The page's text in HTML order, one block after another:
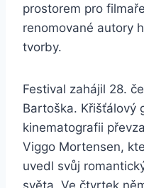
prostorem pro
renomované autory
tvorby.
Festival zahájil 28.
Bartoška. Křišťálový
kinematografii
Viggo Mortensen,
uvedl svůj